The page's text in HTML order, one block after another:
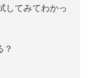
してみてわかっ